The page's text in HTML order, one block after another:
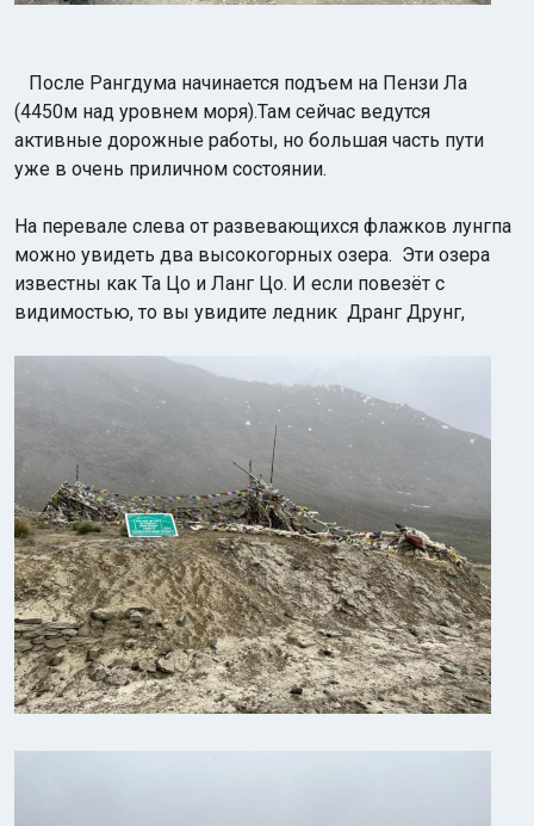
После Рангдума начинается подъем на Пензи Ла
(4450м над уровнем моря).Там сейчас ведутся
активные дорожные работы, но большая часть пути
уже в очень приличном состоянии.
На перевале слева от развевающихся флажков лунгпа
можно увидеть два высокогорных озера. Эти озера
известны как Та Цо и Ланг Цо. И если повезёт с
видимостью, то вы увидите ледник Дранг Друнг,